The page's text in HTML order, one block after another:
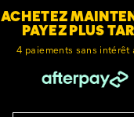
ACHETEZ
PAYEZ PLUS
4 paiements sans intérêt